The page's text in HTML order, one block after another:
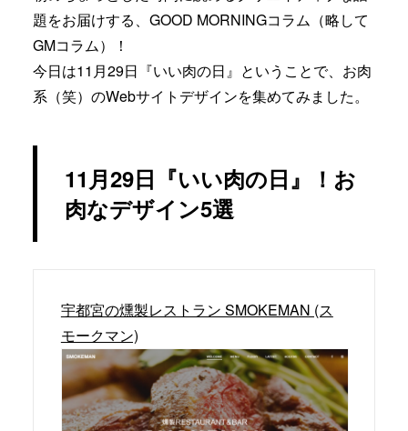
題をお届けする、GOOD MORNINGコラム（略して
GMコラム）！
今日は11月29日『いい肉の日』ということで、お肉
系（笑）のWebサイトデザインを集めてみました。
11月29日『いい肉の日』！お
肉なデザイン5選
宇都宮の燻製レストラン SMOKEMAN (ス
モークマン)